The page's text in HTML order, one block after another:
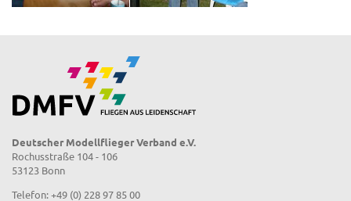
Deutscher Modellflieger Verband e.V.
Rochusstraße 104 - 106
53123 Bonn
Telefon: +49 (0) 228 97 85 00